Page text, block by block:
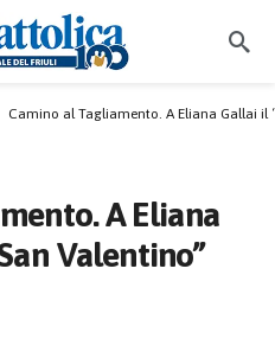
Camino al Tagliamento. A Eliana Gallai il
A Eliana
Valentino”